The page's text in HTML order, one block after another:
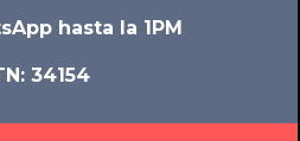
hasta la 1PM
34154